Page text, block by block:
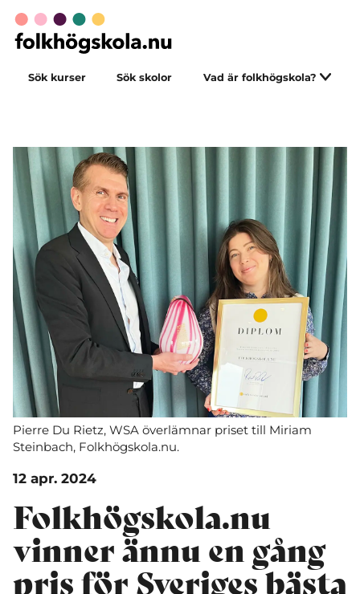
Sök kurser Sök skolor Vad är folkhögskola?
Pierre Du Rietz, WSA överlämnar priset till Miriam
Steinbach, Folkhögskola.nu.
12 apr. 2024
Folkhögskola.nu
vinner ännu en gång
pris för Sveriges bästa